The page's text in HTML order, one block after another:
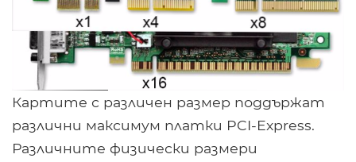
Картите с различен размер поддържат
различни максимум платки PCI-Express.
Различните физически размери